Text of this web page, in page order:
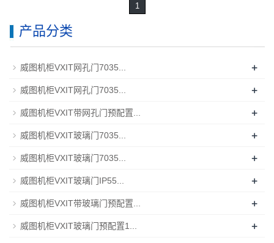
1
产品分类
威图机柜VXIT网孔门7035... +
威图机柜VXIT网孔门7035... +
威图机柜VXIT带网孔门预配置... +
威图机柜VXIT玻璃门7035... +
威图机柜VXIT玻璃门7035... +
威图机柜VXIT玻璃门IP55... +
威图机柜VXIT带玻璃门预配置... +
威图机柜VXIT玻璃门预配置1... +